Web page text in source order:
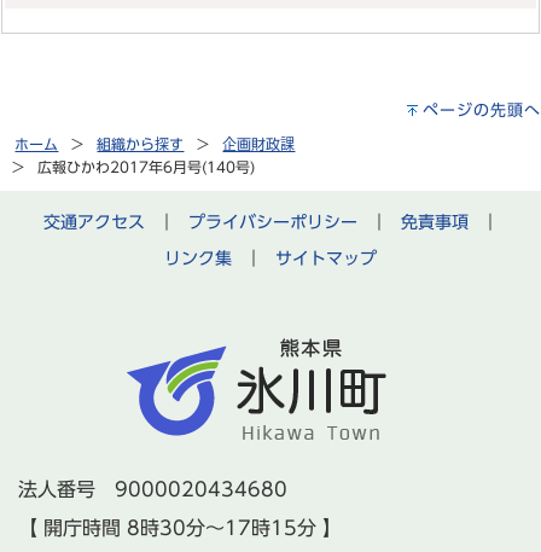
ページの先頭へ
ホーム 組織から探す
企画財政課
広報ひかわ2017年6月号(140号)
交通アクセス プライバシーポリシー 免責事項
リンク集
サイトマップ
法人番号 9000020434680
【 開庁時間 8時30分～17時15分 】